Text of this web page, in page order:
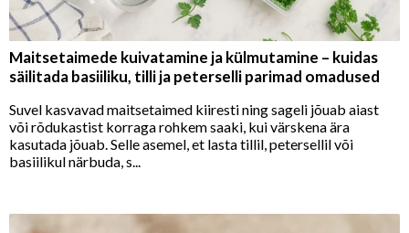
Maitsetaimede kuivatamine ja külmutamine – kuidas
säilitada basiiliku, tilli ja peterselli parimad omadused
Suvel kasvavad maitsetaimed kiiresti ning sageli jõuab aiast
või rõdukastist korraga rohkem saaki, kui värskena ära
kasutada jõuab. Selle asemel, et lasta tillil, petersellil või
basiilikul närbuda, s...